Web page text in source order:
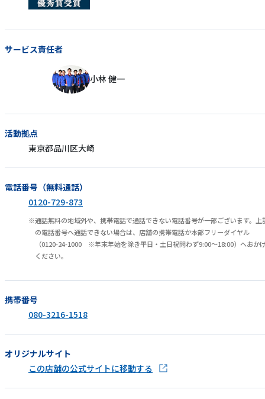
サービス責任者
小林 健一
活動拠点
東京都品川区大崎
電話番号（無料通話）
0120-729-873
通話無料の地域外や、携帯電話で通話できない電話番号が一部ございます。上
の電話番号へ通話できない場合は、店舗の携帯電話か本部フリーダイヤル
（0120-24-1000 ※年末年始を除き平日・土日祝問わず9:00～18:00）へおか
ください。
携帯番号
080-3216-1518
オリジナルサイト
この店舗の公式サイトに移動する